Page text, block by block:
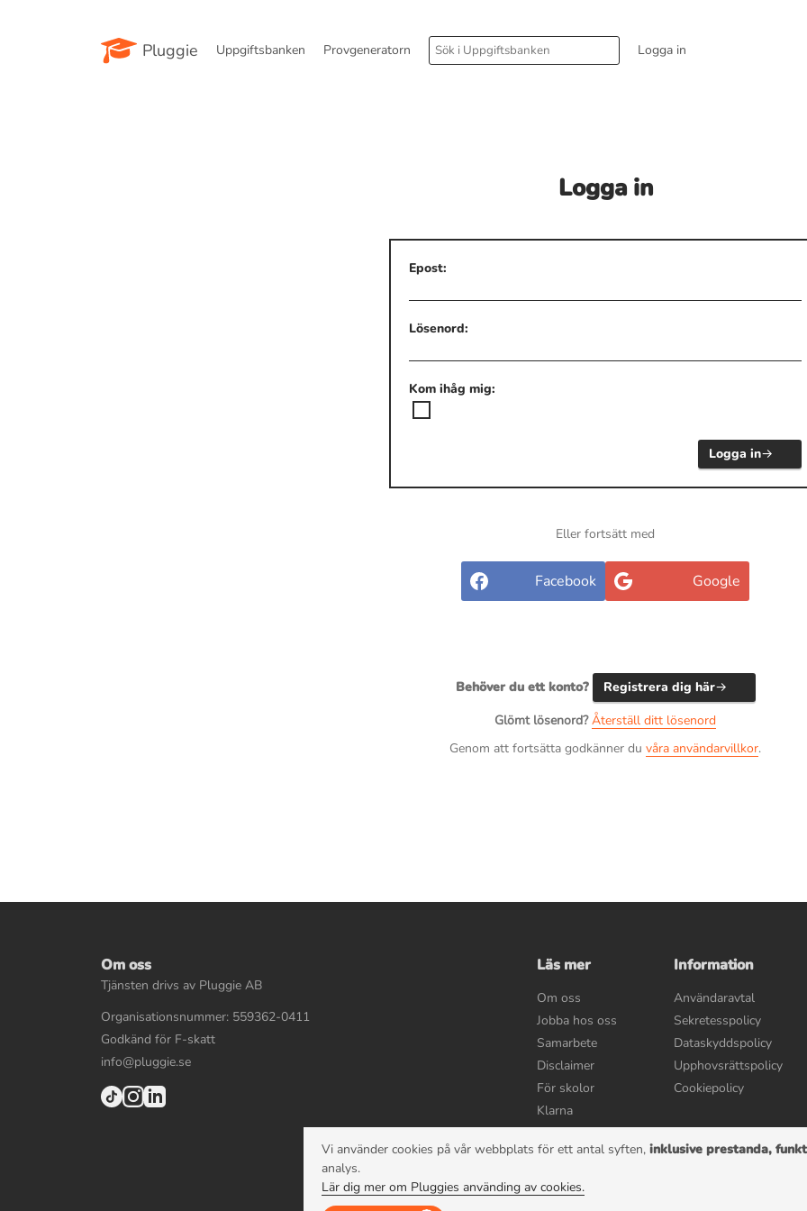
Pluggie Uppgiftsbanken Provgeneratorn Logga in
Logga in
Epost:
Lösenord:
Kom ihåg mig:
Logga in
Eller fortsätt med
Facebook Google
Behöver du ett konto?
Registrera dig här
Glömt lösenord? Återställ ditt lösenord
Genom att fortsätta godkänner du våra användarvillkor.
Om oss
Tjänsten drivs av Pluggie AB
Organisationsnummer: 559362-0411
Godkänd för F-skatt
info@pluggie.se
Läs mer
Om oss
Jobba hos oss
Samarbete
Disclaimer
För skolor
Klarna
Information
Användaravtal
Sekretesspolicy
Dataskyddspolicy
Upphovsrättspolicy
Cookiepolicy
© 2022 Pluggie AB | Alla rättigheter reserverade
Vi använder cookies på vår webbplats för ett antal syften, inklusive prestanda,
analys.
Lär dig mer om Pluggies använding av cookies.